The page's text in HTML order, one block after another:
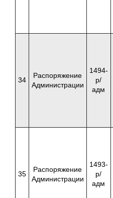
34
Распоряжение
Администрации
1494-
р/
адм
35
Распоряжение
Администрации
1493-
р/
адм